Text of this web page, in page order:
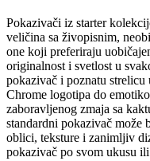
Pokazivači iz starter
veličina sa živopisnim,
one koji preferiraju
originalnost i svetlost u
pokazivač i poznatu
Chrome logotipa do
zaboravljenog zmaja sa
standardni pokazivač
oblici, teksture i zanimljiv
pokazivač po svom ukusu